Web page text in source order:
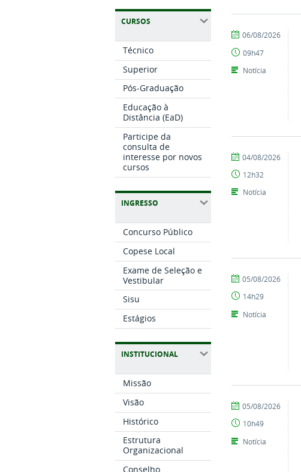
CURSOS
Técnico
Superior
Pós-Graduação
Educação à
Distância (EaD)
Participe da
consulta de
interesse por novos
cursos
INGRESSO
Concurso Público
Copese Local
Exame de Seleção e
Vestibular
Sisu
Estágios
INSTITUCIONAL
Missão
Visão
Histórico
Estrutura
Organizacional
Conselho
por
de
Comunicação
publicado
06/08/2026
09h47
Notícia
por
de
Comunicação
publicado
04/08/2026
12h32
Notícia
por
de
Comunicação
publicado
05/08/2026
14h29
Notícia
por
de
Comunicação
publicado
05/08/2026
10h49
Notícia